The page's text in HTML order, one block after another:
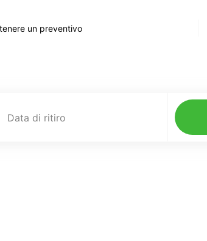
un preventivo
Data di ritiro